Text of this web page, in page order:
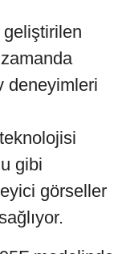
deneyimleri
gibi
görseller